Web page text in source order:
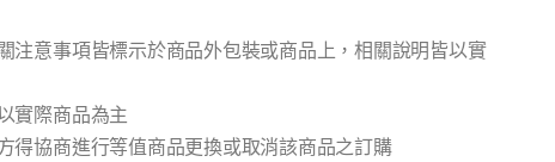
意事項皆標示於商品外包裝或商品上，相關說明皆以實
實際商品為主
協商進行等值商品更換或取消該商品之訂購